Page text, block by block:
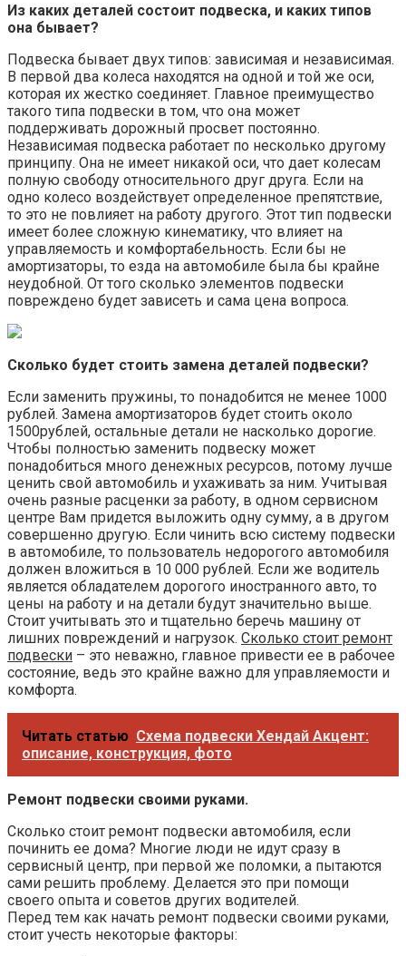
Из каких деталей состоит подвеска, и каких типов
она бывает?
Подвеска бывает двух типов: зависимая и независимая.
В первой два колеса находятся на одной и той же оси,
которая их жестко соединяет. Главное преимущество
такого типа подвески в том, что она может
поддерживать дорожный просвет постоянно.
Независимая подвеска работает по несколько другому
принципу. Она не имеет никакой оси, что дает колесам
полную свободу относительного друг друга. Если на
одно колесо воздействует определенное препятствие,
то это не повлияет на работу другого. Этот тип подвески
имеет более сложную кинематику, что влияет на
управляемость и комфортабельность. Если бы не
амортизаторы, то езда на автомобиле была бы крайне
неудобной. От того сколько элементов подвески
повреждено будет зависеть и сама цена вопроса.
Сколько будет стоить замена деталей подвески?
Если заменить пружины, то понадобится не менее 1000
рублей. Замена амортизаторов будет стоить около
1500рублей, остальные детали не насколько дорогие.
Чтобы полностью заменить подвеску может
понадобиться много денежных ресурсов, потому лучше
ценить свой автомобиль и ухаживать за ним. Учитывая
очень разные расценки за работу, в одном сервисном
центре Вам придется выложить одну сумму, а в другом
совершенно другую. Если чинить всю систему подвески
в автомобиле, то пользователь недорогого автомобиля
должен вложиться в 10 000 рублей. Если же водитель
является обладателем дорогого иностранного авто, то
цены на работу и на детали будут значительно выше.
Стоит учитывать это и тщательно беречь машину от
лишних повреждений и нагрузок. Сколько стоит ремонт
подвески – это неважно, главное привести ее в рабочее
состояние, ведь это крайне важно для управляемости и
комфорта.
Читать статью Схема подвески Хендай Акцент:
описание, конструкция, фото
Ремонт подвески своими руками.
Сколько стоит ремонт подвески автомобиля, если
починить ее дома? Многие люди не идут сразу в
сервисный центр, при первой же поломки, а пытаются
сами решить проблему. Делается это при помощи
своего опыта и советов других водителей.
Перед тем как начать ремонт подвески своими руками,
стоит учесть некоторые факторы: